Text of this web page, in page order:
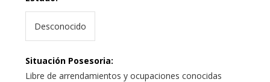
Desconocido
Situación Posesoria:
Libre de arrendamientos y ocupaciones conocidas